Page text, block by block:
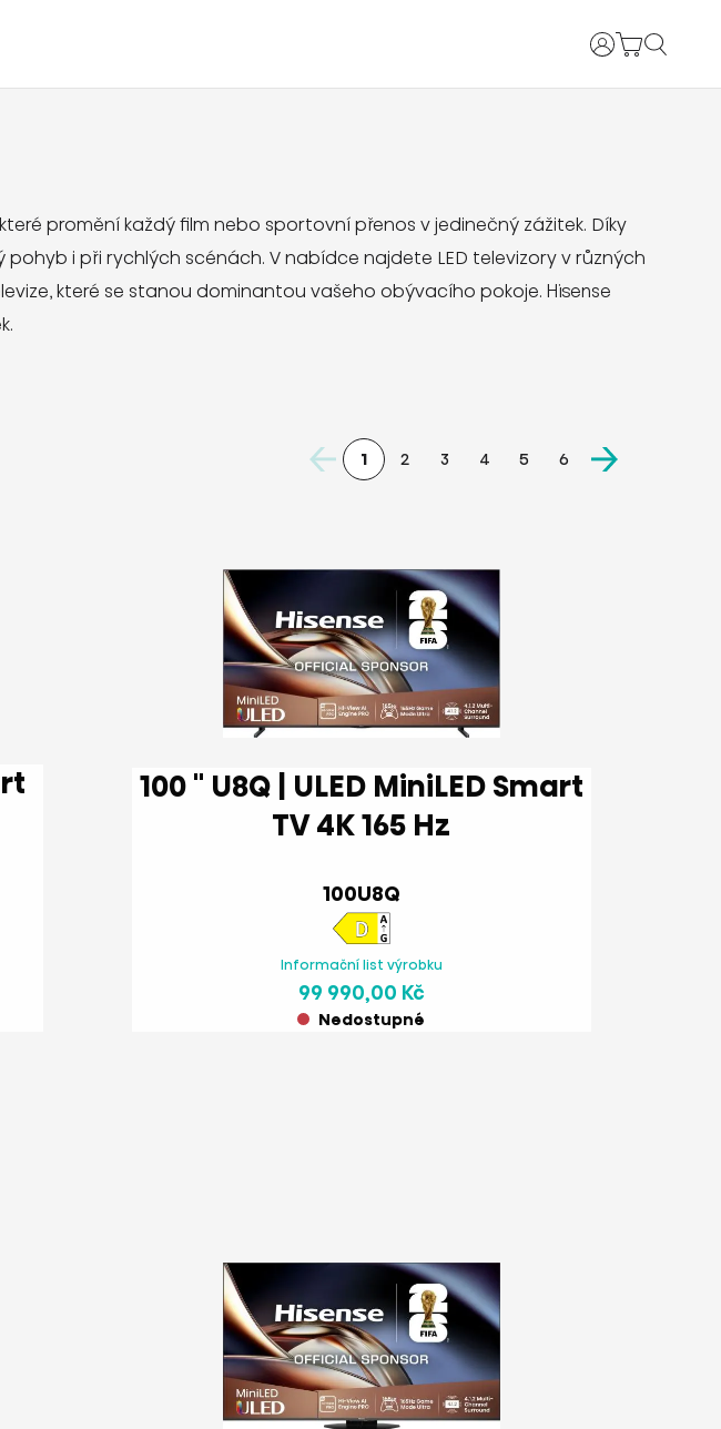
Uživatelské
promění každý film nebo sportovní přenos v jedinečný zážitek. Díky
pohyb i při rychlých scénách. V nabídce najdete LED televizory v různých
které se stanou dominantou vašeho obývacího pokoje. Hisense
1 2 3 4 5 6
100 '' U8Q | ULED MiniLED Smart
TV 4K 165 Hz
100U8Q
Informační list výrobku
99 990,00 Kč
Nedostupné